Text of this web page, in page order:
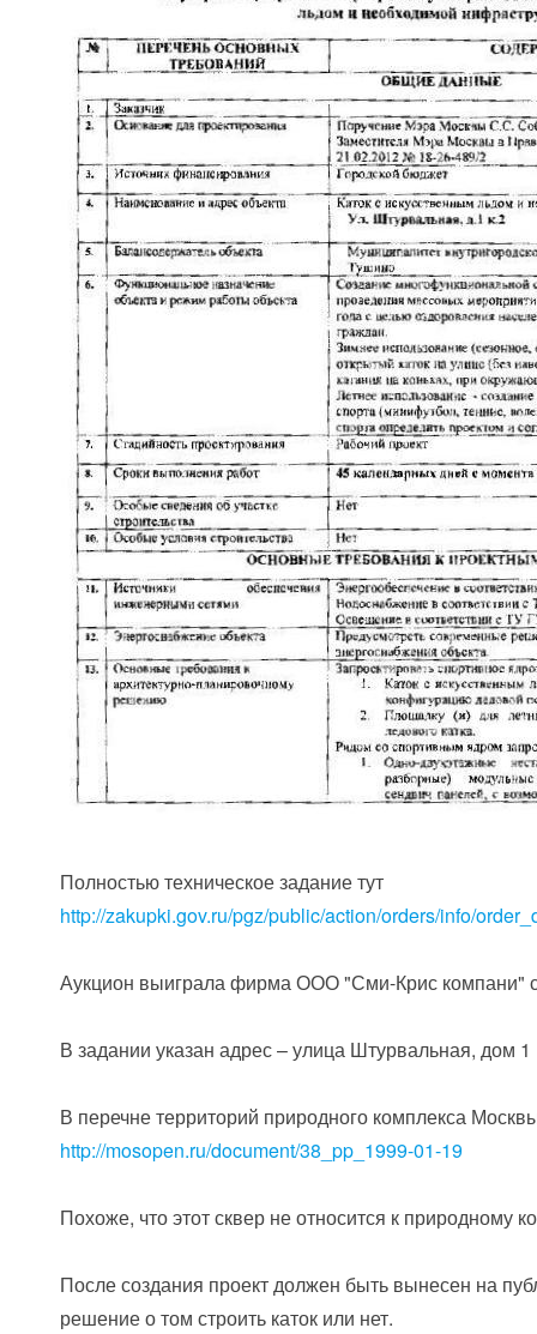
Полностью техническое задание тут
http://zakupki.gov.ru/pgz/public/action/orders/info/
Аукцион выиграла фирма ООО "Сми-Крис компани"
В задании указан адрес – улица Штурвальная, дом 1
В перечне территорий природного комплекса
http://mosopen.ru/document/38_pp_1999-01-19
Похоже, что этот сквер не относится к природному
После создания проект должен быть вынесен на
решение о том строить каток или нет.